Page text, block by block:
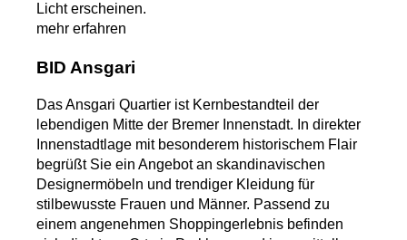
Licht erscheinen.
mehr erfahren
BID Ansgari
Das Ansgari Quartier ist Kernbestandteil der
lebendigen Mitte der Bremer Innenstadt. In direkter
Innenstadtlage mit besonderem historischem Flair
begrüßt Sie ein Angebot an skandinavischen
Designermöbeln und trendiger Kleidung für
stilbewusste Frauen und Männer. Passend zu
einem angenehmen Shoppingerlebnis befinden